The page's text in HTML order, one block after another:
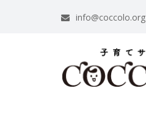
info@coccolo.org